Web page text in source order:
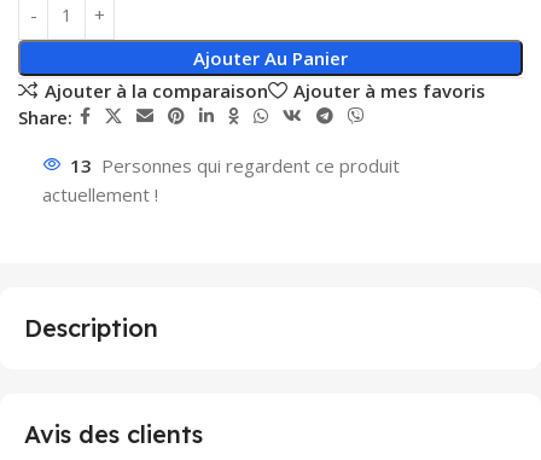
Ajouter Au Panier
Ajouter à la comparaison
Ajouter à mes favoris
Share:
13 Personnes qui regardent ce produit
actuellement !
Description
Avis des clients